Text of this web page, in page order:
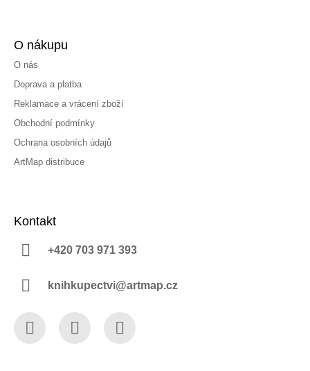
O nákupu
O nás
Doprava a platba
Reklamace a vrácení zboží
Obchodní podmínky
Ochrana osobních údajů
ArtMap distribuce
Kontakt
+420 703 971 393
knihkupectvi@artmap.cz